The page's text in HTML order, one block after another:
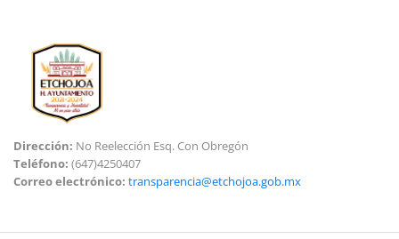
Dirección: No Reelección Esq. Con Obregón
Teléfono: (647)4250407
Correo electrónico: transparencia@etchojoa.gob.mx